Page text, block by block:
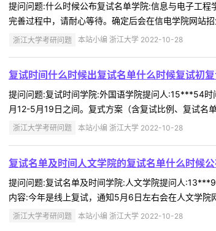
提问问题:什么时候公布复试名单学院:信息与电子工
完善过程中，请耐心等待。确定后会在信电学院网站
浙江大学考研问题 本站小编 浙江大学 2022-10-28
复试时间什么时候出复试名单什么时候复试初
提问问题:复试时间学院:外国语学院提问人:15***54
月12-5月19日之间。复式方案（含复试比例、复试名
浙江大学考研问题 本站小编 浙江大学 2022-10-28
复试名单及时间人文学院的复试名单什么时候
提问问题:复试名单及时间学院:人文学院提问人
内容:今年是线上复试，通知5月6日左右会在人文学院
浙江大学考研问题 本站小编 浙江大学 2022-10-28